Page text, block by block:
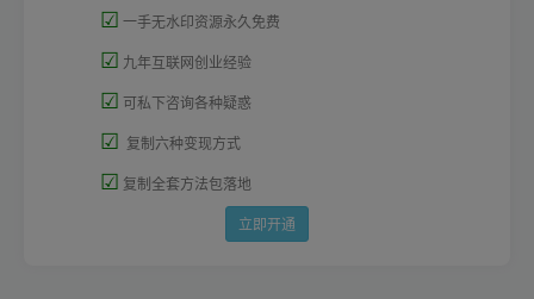
☑ 一手无水印资源永久免费
☑ 九年互联网创业经验
☑ 可私下咨询各种疑惑
☑ 复制六种变现方式
☑ 复制全套方法包落地
立即开通